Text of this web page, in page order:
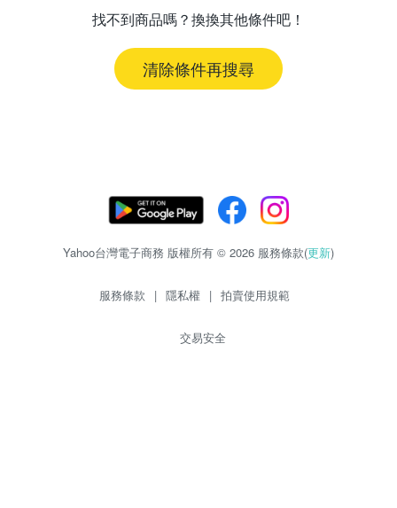
找不到商品嗎？換換其他條件吧！
清除條件再搜尋
Yahoo台灣電子商務 版權所有 © 2026 服務條款(更新)
服務條款 | 隱私權 | 拍賣使用規範
交易安全